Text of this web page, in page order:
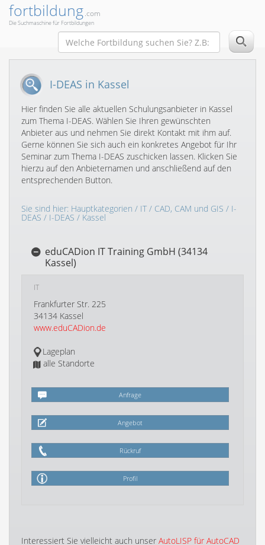
fortbildung.com
Die Suchmaschine für Fortbildungen
I-DEAS in Kassel
Hier finden Sie alle aktuellen Schulungsanbieter in Kassel
zum Thema I-DEAS. Wählen Sie Ihren gewünschten
Anbieter aus und nehmen Sie direkt Kontakt mit ihm auf.
Gerne können Sie sich auch ein konkretes Angebot für Ihr
Seminar zum Thema I-DEAS zuschicken lassen. Klicken Sie
hierzu auf den Anbieternamen und anschließend auf den
entsprechenden Button.
Sie sind hier: Hauptkategorien / IT/ CAD, CAM und GIS / I-
DEAS / I-DEAS / Kassel
eduCADion IT Training GmbH (34134
Kassel)
IT
Frankfurter Str. 225
34134 Kassel
www.eduCADion.de
Lageplan
alle Standorte
Anfrage
Angebot
Rückruf
Profil
Interessiert Sie vielleicht auch unser AutoLISP für AutoCAD